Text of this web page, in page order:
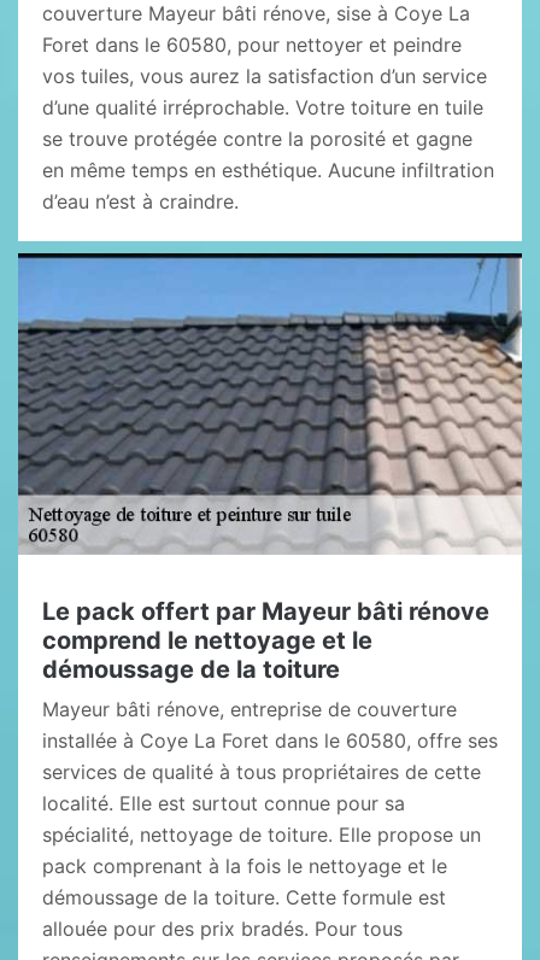
couverture Mayeur bâti rénove, sise à Coye La
Foret dans le 60580, pour nettoyer et peindre
vos tuiles, vous aurez la satisfaction d’un service
d’une qualité irréprochable. Votre toiture en tuile
se trouve protégée contre la porosité et gagne
en même temps en esthétique. Aucune infiltration
d’eau n’est à craindre.
Le pack offert par Mayeur bâti rénove
comprend le nettoyage et le
démoussage de la toiture
Mayeur bâti rénove, entreprise de couverture
installée à Coye La Foret dans le 60580, offre ses
services de qualité à tous propriétaires de cette
localité. Elle est surtout connue pour sa
spécialité, nettoyage de toiture. Elle propose un
pack comprenant à la fois le nettoyage et le
démoussage de la toiture. Cette formule est
allouée pour des prix bradés. Pour tous